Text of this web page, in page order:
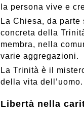
la persona vive e
La Chiesa, da
concreta della
membra, nella
varie aggregazioni.
La Trinità è il
della vita dell’uomo.
Libertà nella